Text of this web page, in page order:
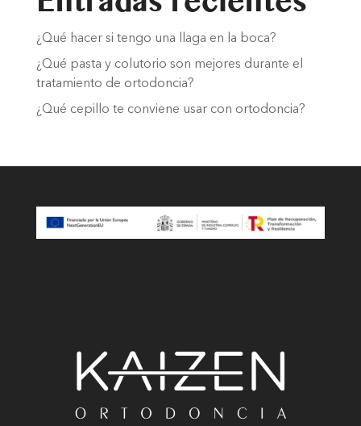
¿Qué hacer si tengo una llaga en la boca?
¿Qué pasta y colutorio son mejores durante el
tratamiento de ortodoncia?
¿Qué cepillo te conviene usar con ortodoncia?